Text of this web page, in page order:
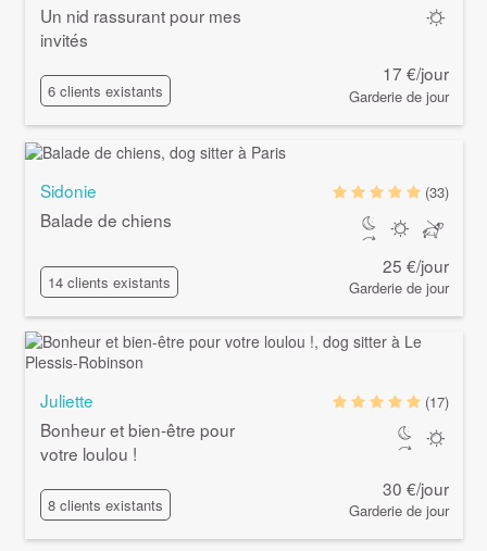
Un nid rassurant pour mes
invités
6 clients existants
17 €/jour
Garderie de jour
Sidonie
Balade de chiens
14 clients existants
(33)
25 €/jour
Garderie de jour
Juliette
Bonheur et bien-être pour
votre loulou !
8 clients existants
(17)
30 €/jour
Garderie de jour